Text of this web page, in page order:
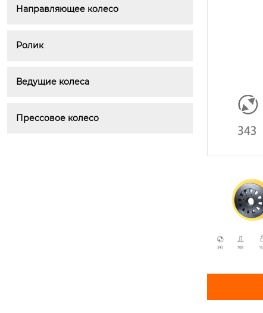
Направляющее колесо
Ролик
Ведущие колеса
Прессовое колесо